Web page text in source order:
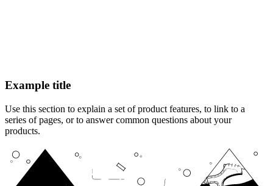
Example title
Use this section to explain a set of product features, to link to a
series of pages, or to answer common questions about your
products.